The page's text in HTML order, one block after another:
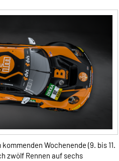
Wochenende (9. bis 11.
zwölf Rennen auf sechs